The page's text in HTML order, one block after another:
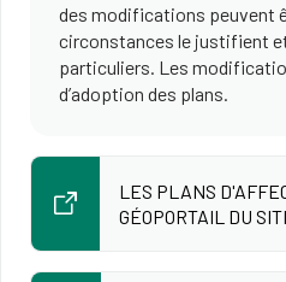
des modifications peuvent
circonstances le justifient
particuliers. Les
d’adoption des plans.
LES PLANS
GÉOPORTAIL DU